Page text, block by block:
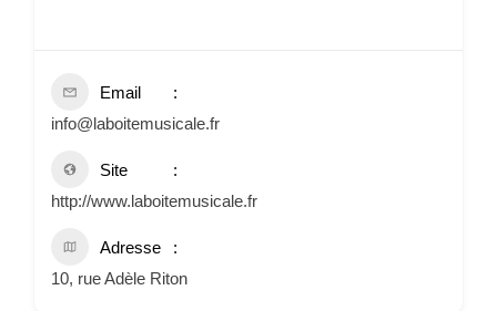
Email
info@laboitemusicale.fr
Site
http://www.laboitemusicale.fr
Adresse
10, rue Adèle Riton